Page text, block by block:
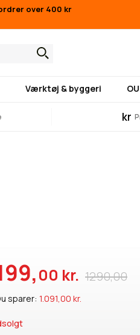
over 400 kr
Værktøj & byggeri
kr
1290,00
00 kr.
sparer: 1.091,00 kr.